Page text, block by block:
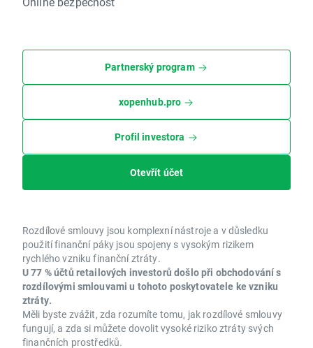
Partnerský program
xopenhub.pro
Profil investora
Otevřít účet
Rozdílové smlouvy jsou komplexní nástroje a v důsledku
použití finanční páky jsou spojeny s vysokým rizikem
rychlého vzniku finanční ztráty.
U 77 % účtů retailových investorů došlo při obchodování s
rozdílovými smlouvami u tohoto poskytovatele ke vzniku
ztráty.
Měli byste zvážit, zda rozumíte tomu, jak rozdílové smlouvy
fungují, a zda si můžete dovolit vysoké riziko ztráty svých
finančních prostředků.